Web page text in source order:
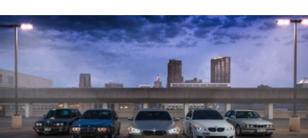
всего третья по счёту группа, а сотрудники отдела BMW
Classic встречают нас на пит-лейн Северной петли
Нюрбургринга в слезах.